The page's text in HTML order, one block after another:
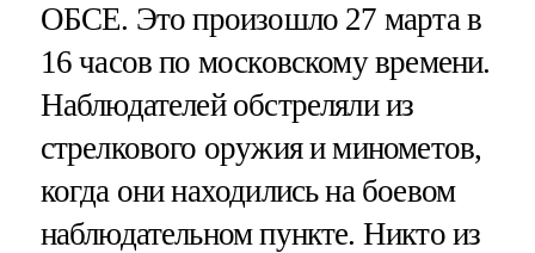
ОБСЕ. Это произошло 27 марта в
16 часов по московскому времени.
Наблюдателей обстреляли из
стрелкового оружия и минометов,
когда они находились на боевом
наблюдательном пункте. Никто из